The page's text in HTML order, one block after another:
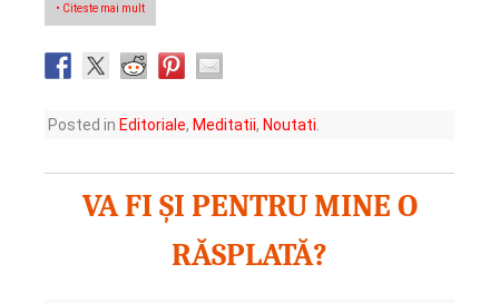
• Citeste mai mult
Posted in Editoriale, Meditatii, Noutati
VA FI ȘI PENTRU MINE O
RĂSPLATĂ?